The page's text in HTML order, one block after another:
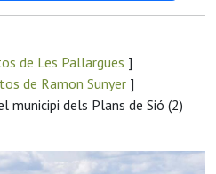
de Les Pallargues ]
de Ramon Sunyer ]
municipi dels Plans de Sió (2)